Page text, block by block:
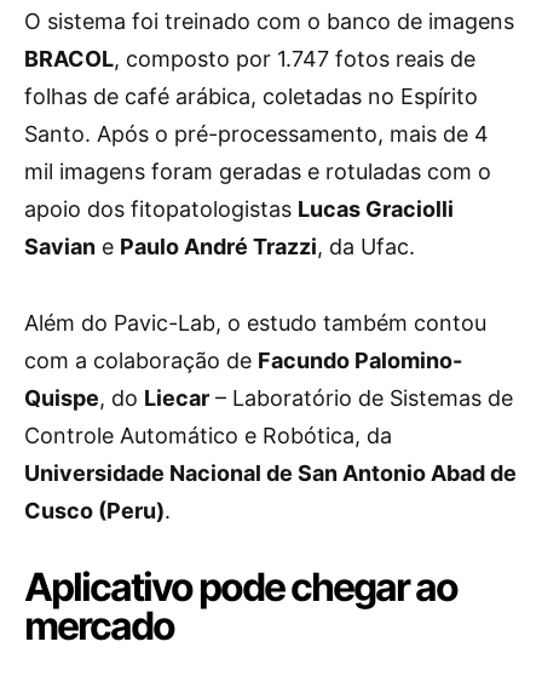
O sistema foi treinado com o banco de imagens
BRACOL, composto por 1.747 fotos reais de
folhas de café arábica, coletadas no Espírito
Santo. Após o pré-processamento, mais de 4
mil imagens foram geradas e rotuladas com o
apoio dos fitopatologistas Lucas Graciolli
Savian e Paulo André Trazzi, da Ufac.
Além do Pavic-Lab, o estudo também contou
com a colaboração de Facundo Palomino-
Quispe, do Liecar – Laboratório de Sistemas de
Controle Automático e Robótica, da
Universidade Nacional de San Antonio Abad de
Cusco (Peru).
Aplicativo pode chegar ao
mercado